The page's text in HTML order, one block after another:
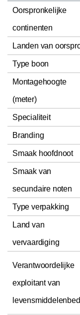
Oorspronkelijke
continenten
Landen van
Type boon
Montagehoogte
(meter)
Specialiteit
Branding
Smaak hoofdnoot
Smaak van
secundaire noten
Type verpakking
Land van
vervaardiging
Verantwoordelijke
exploitant van